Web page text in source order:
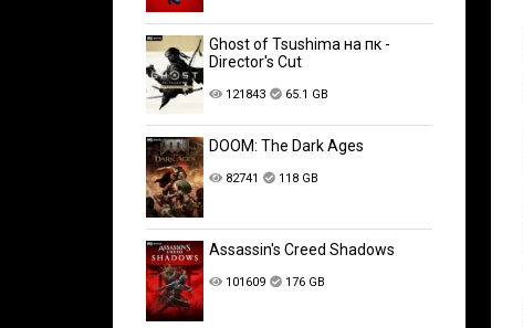
Ghost of Tsushima на пк -
Director's Cut
121843 65.1 GB
DOOM: The Dark Ages
82741 118 GB
Assassin's Creed Shadows
101609 176 GB